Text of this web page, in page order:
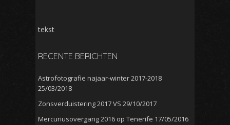
tekst
RECENTE BERICHTEN
Astrofotografie najaar-winter 2017-2018
25/03/2018
Zonsverduistering 2017 VS 29/10/2017
Mercuriusovergang 2016 op Tenerife 17/05/2016